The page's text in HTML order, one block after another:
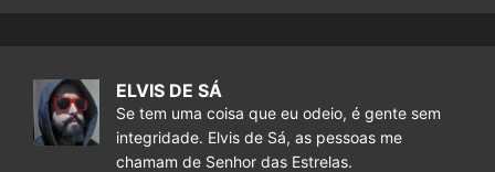
ELVIS DE SÁ
Se tem uma coisa que eu odeio, é gente sem
integridade. Elvis de Sá, as pessoas me
chamam de Senhor das Estrelas.